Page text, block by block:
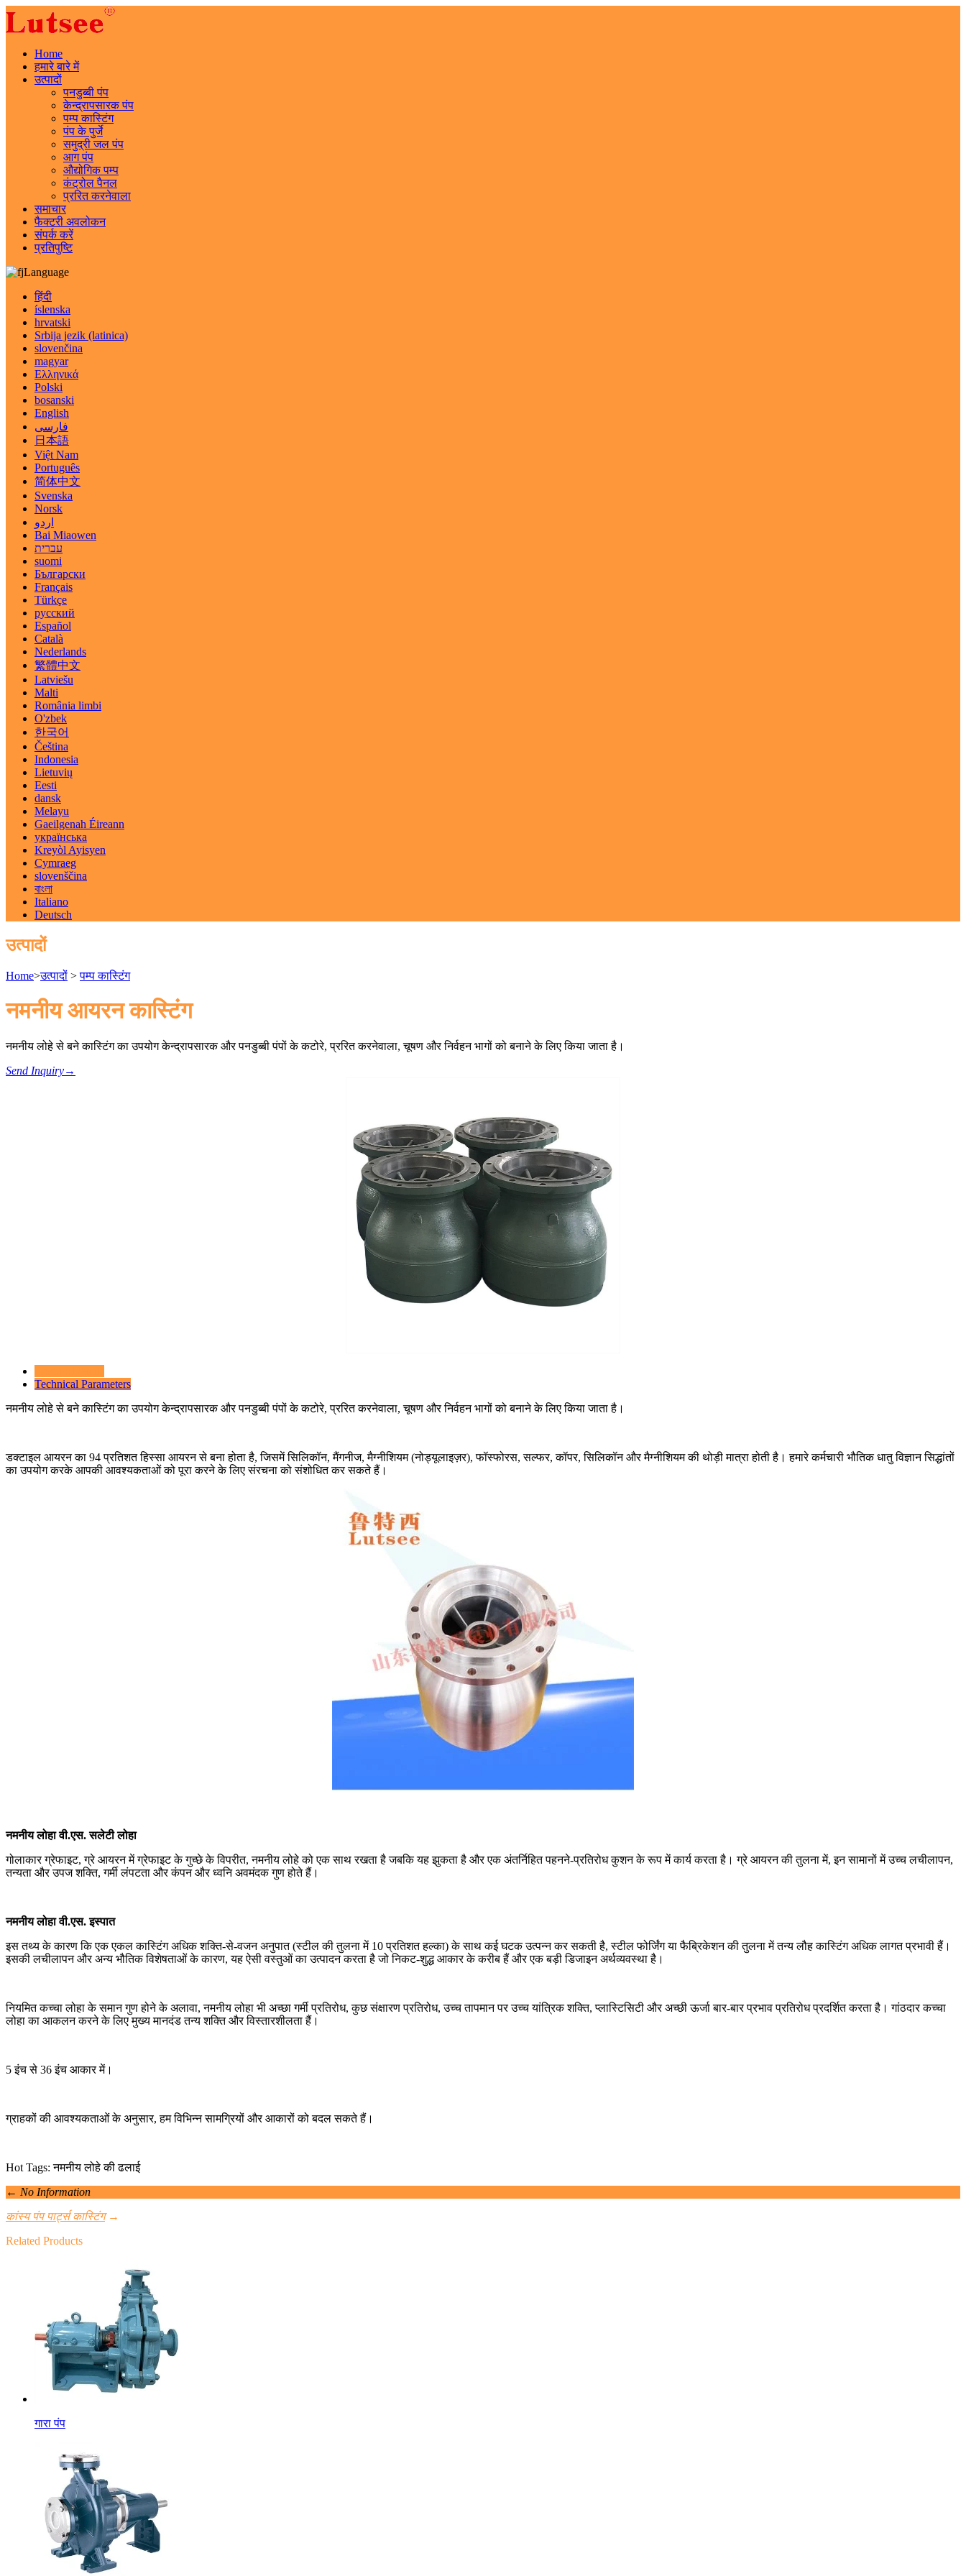
Home
हमारे बारे में
उत्पादों
पनडुब्बी पंप
केन्द्रापसारक पंप
पम्प कास्टिंग
पंप के पुर्जे
समुद्री जल पंप
आग पंप
औद्योगिक पम्प
कंट्रोल पैनल
प्ररित करनेवाला
समाचार
फैक्टरी अवलोकन
संपर्क करें
प्रतिपुष्टि
Language
हिंदी
íslenska
hrvatski
Srbija jezik (latinica)
slovenčina
magyar
Ελληνικά
Polski
bosanski
English
فارسی
日本語
Việt Nam
Português
简体中文
Svenska
Norsk
اردو
Bai Miaowen
עברית
suomi
Български
Français
Türkçe
русский
Español
Català
Nederlands
繁體中文
Latviešu
Malti
România limbi
O'zbek
한국어
Čeština
Indonesia
Lietuvių
Eesti
dansk
Melayu
Gaeilgenah Éireann
українська
Kreyòl Ayisyen
Cymraeg
slovenščina
বাংলা
Italiano
Deutsch
उत्पादों
Home>उत्पादों >पम्प कास्टिंग
नमनीय आयरन कास्टिंग
नमनीय लोहे से बने कास्टिंग का उपयोग केन्द्रापसारक और पनडुब्बी पंपों के कटोरे, प्ररित करनेवाला, चूषण और निर्वहन भागों को बनाने के लिए किया जाता है।
Send Inquiry→
Technical Parameters
नमनीय लोहे से बने कास्टिंग का उपयोग केन्द्रापसारक और पनडुब्बी पंपों के कटोरे, प्ररित करनेवाला, चूषण और निर्वहन भागों को बनाने के लिए किया जाता है।
डक्टाइल आयरन का 94 प्रतिशत हिस्सा आयरन से बना होता है, जिसमें सिलिकॉन, मैंगनीज, मैग्नीशियम (नोड्यूलाइज़र), फॉस्फोरस, सल्फर, कॉपर, सिलिकॉन और मैग्नीशियम की थोड़ी मात्रा होती है। हमारे कर्मचारी भौतिक धातु विज्ञान सिद्धांतों
का उपयोग करके आपकी आवश्यकताओं को पूरा करने के लिए संरचना को संशोधित कर सकते हैं।
नमनीय लोहा वी.एस. सलेटी लोहा
गोलाकार ग्रेफाइट, ग्रे आयरन में ग्रेफाइट के गुच्छे के विपरीत, नमनीय लोहे को एक साथ रखता है जबकि यह झुकता है और एक अंतर्निहित पहनने-प्रतिरोध कुशन के रूप में कार्य करता है। ग्रे आयरन की तुलना में, इन सामानों में उच्च लचीलापन,
तन्यता और उपज शक्ति, गर्मी लंपटता और कंपन और ध्वनि अवमंदक गुण होते हैं।
नमनीय लोहा वी.एस. इस्पात
इस तथ्य के कारण कि एक एकल कास्टिंग अधिक शक्ति-से-वजन अनुपात (स्टील की तुलना में 10 प्रतिशत हल्का) के साथ कई घटक उत्पन्न कर सकती है, स्टील फोर्जिंग या फैब्रिकेशन की तुलना में तन्य लौह कास्टिंग अधिक लागत प्रभावी हैं।
इसकी लचीलापन और अन्य भौतिक विशेषताओं के कारण, यह ऐसी वस्तुओं का उत्पादन करता है जो निकट-शुद्ध आकार के करीब हैं और एक बड़ी डिजाइन अर्थव्यवस्था है।
नियमित कच्चा लोहा के समान गुण होने के अलावा, नमनीय लोहा भी अच्छा गर्मी प्रतिरोध, कुछ संक्षारण प्रतिरोध, उच्च तापमान पर उच्च यांत्रिक शक्ति, प्लास्टिसिटी और अच्छी ऊर्जा बार-बार प्रभाव प्रतिरोध प्रदर्शित करता है। गांठदार कच्चा
लोहा का आकलन करने के लिए मुख्य मानदंड तन्य शक्ति और विस्तारशीलता हैं।
5 इंच से 36 इंच आकार में।
ग्राहकों की आवश्यकताओं के अनुसार, हम विभिन्न सामग्रियों और आकारों को बदल सकते हैं।
Hot Tags: नमनीय लोहे की ढलाई
← No Information
कांस्य पंप पार्ट्स कास्टिंग →
Related Products
गारा पंप